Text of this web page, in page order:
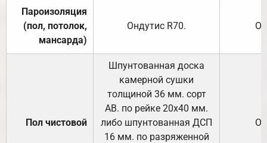
Пароизоляция
(пол, потолок,
мансарда)
Ондутис R70.
Пол чистовой
Шпунтованная доска
камерной сушки
толщиной 36 мм. сорт
АВ. по рейке 20х40 мм.
либо шпунтованная ДСП
16 мм. по разряженной